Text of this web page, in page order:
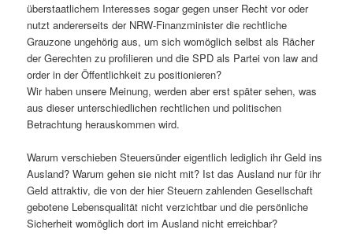
überstaatlichem Interesses sogar gegen unser Recht vor oder
nutzt andererseits der NRW-Finanzminister die rechtliche
Grauzone ungehörig aus, um sich womöglich selbst als Rächer
der Gerechten zu profilieren und die SPD als Partei von law and
order in der Öffentlichkeit zu positionieren?
Wir haben unsere Meinung, werden aber erst später sehen, was
aus dieser unterschiedlichen rechtlichen und politischen
Betrachtung herauskommen wird.
Warum verschieben Steuersünder eigentlich lediglich ihr Geld ins
Ausland? Warum gehen sie nicht mit? Ist das Ausland nur für ihr
Geld attraktiv, die von der hier Steuern zahlenden Gesellschaft
gebotene Lebensqualität nicht verzichtbar und die persönliche
Sicherheit womöglich dort im Ausland nicht erreichbar?